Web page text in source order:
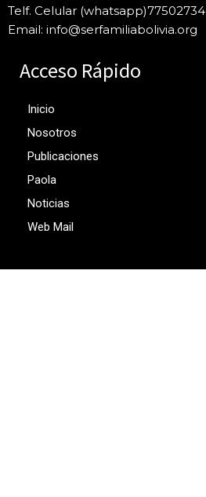
Telf. Celular (whatsapp)77502734
Email: info@serfamiliabolivia.org
Acceso Rápido
Inicio
Nosotros
Publicaciones
Paola
Noticias
Web Mail